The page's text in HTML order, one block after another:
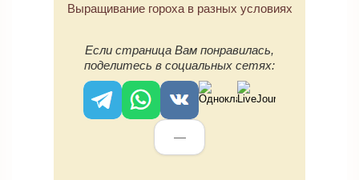
Выращивание гороха в разных условиях
Если страница Вам понравилась,
поделитесь в социальных сетях:
—